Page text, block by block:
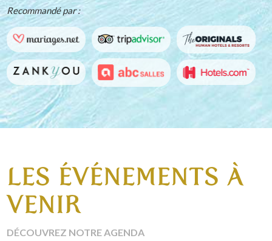
Recommandé par :
mariages.net tripadvisor
The
Originals
Human
Hotel
and
zankyou
abc
salles
Hotels.com
LES ÉVÉNEMENTS À
VENIR
DÉCOUVREZ NOTRE AGENDA